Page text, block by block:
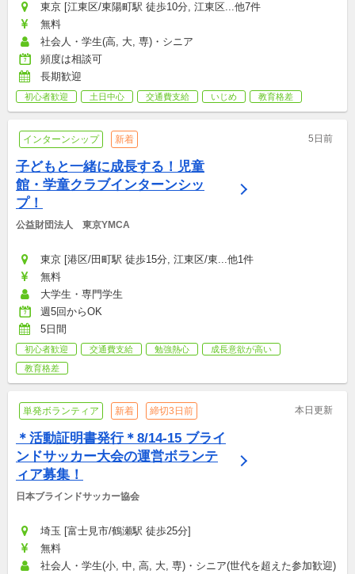
東京 [江東区/東陽町駅 徒歩10分, 江東区...他7件
無料
社会人・学生(高, 大, 専)・シニア
頻度は相談可
長期歓迎
初心者歓迎 土日中心 交通費支給 いじめ 教育格差
インターンシップ 新着 5日前
子どもと一緒に成長する！児童
館・学童クラブインターンシッ
プ！
公益財団法人　東京YMCA
東京 [港区/田町駅 徒歩15分, 江東区/東...他1件
無料
大学生・専門学生
週5回からOK
5日間
初心者歓迎 交通費支給 勉強熱心
成長意欲が高い
教育格差
単発ボランティア 新着 締切3日前 本日更新
＊活動証明書発行＊8/14-15 ブライ
ンドサッカー大会の運営ボランテ
ィア募集！
日本ブラインドサッカー協会
埼玉 [富士見市/鶴瀬駅 徒歩25分]
無料
社会人・学生(小, 中, 高, 大, 専)・シニア(世代を超えた参加歓迎)